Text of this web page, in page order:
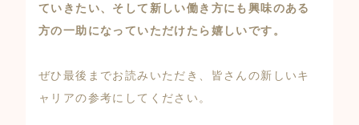
ていきたい、そして新しい働き方にも興味のある
方の一助になっていただけたら嬉しいです。
ぜひ最後までお読みいただき、皆さんの新しいキ
ャリアの参考にしてください。